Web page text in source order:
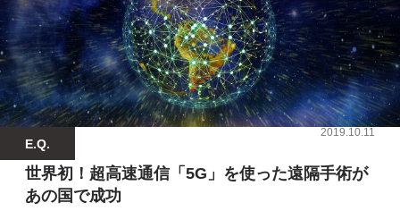
E.Q.
2019.10.11
世界初！超高速通信「5G」を使った遠隔手術が
あの国で成功